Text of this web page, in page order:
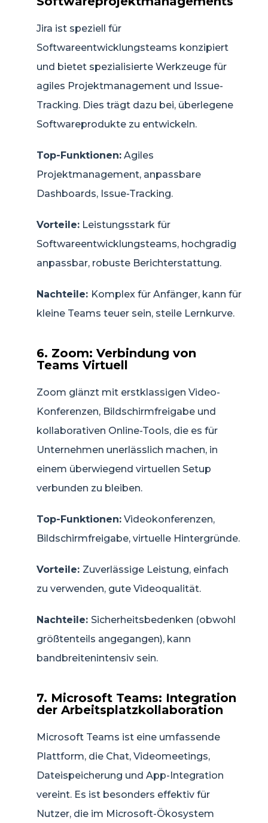
Jira ist speziell für
Softwareentwicklungsteams konzipiert
und bietet spezialisierte Werkzeuge für
agiles Projektmanagement und Issue-
Tracking. Dies trägt dazu bei, überlegene
Softwareprodukte zu entwickeln.
Top-Funktionen: Agiles
Projektmanagement, anpassbare
Dashboards, Issue-Tracking.
Vorteile: Leistungsstark für
Softwareentwicklungsteams, hochgradig
anpassbar, robuste Berichterstattung.
Nachteile: Komplex für Anfänger, kann für
kleine Teams teuer sein, steile Lernkurve.
6. Zoom: Verbindung von
Teams Virtuell
Zoom glänzt mit erstklassigen Video-
Konferenzen, Bildschirmfreigabe und
kollaborativen Online-Tools, die es für
Unternehmen unerlässlich machen, in
einem überwiegend virtuellen Setup
verbunden zu bleiben.
Top-Funktionen: Videokonferenzen,
Bildschirmfreigabe, virtuelle Hintergründe.
Vorteile: Zuverlässige Leistung, einfach
zu verwenden, gute Videoqualität.
Nachteile: Sicherheitsbedenken (obwohl
größtenteils angegangen), kann
bandbreitenintensiv sein.
7. Microsoft Teams: Integration
der Arbeitsplatzkollaboration
Microsoft Teams ist eine umfassende
Plattform, die Chat, Videomeetings,
Dateispeicherung und App-Integration
vereint. Es ist besonders effektiv für
Nutzer, die im Microsoft-Ökosystem